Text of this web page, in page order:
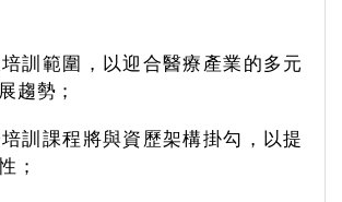
培訓範圍，以迎合醫療產業的多元
趨勢；
培訓課程將與資歷架構掛勾，以提
；